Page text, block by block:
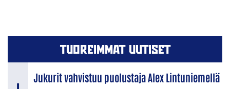
TUOREIMMAT UUTISET
Jukurit vahvistuu puolustaja Alex Lintuniemellä